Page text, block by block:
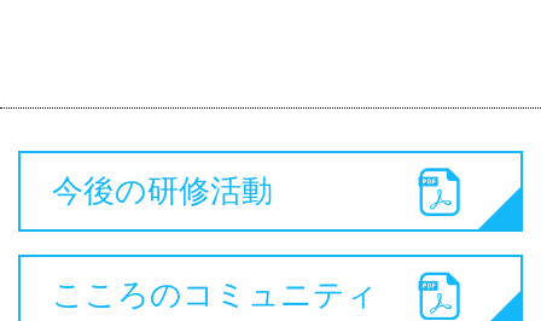
今後の研修活動
こころのコミュニティ